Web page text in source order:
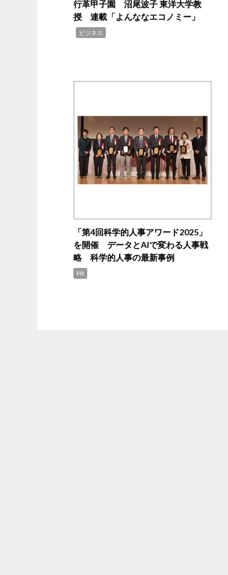
行革甲子園 沼尾波子 東洋大学教
授 連載「よんななエコノミー」
ビジネス
「第4回科学的人事アワード2025」
を開催 データとAIで変わる人事戦
略 科学的人事の最新事例
PR